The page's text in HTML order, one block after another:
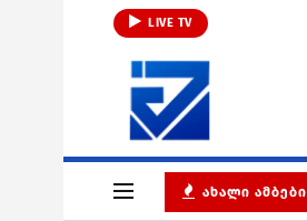
LIVE TV
ᲐᲮᲐᲚᲘ ᲐᲛᲑᲔᲑᲘ